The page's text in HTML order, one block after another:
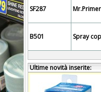
SF287
B501 Spray
Ultime novità inserite: